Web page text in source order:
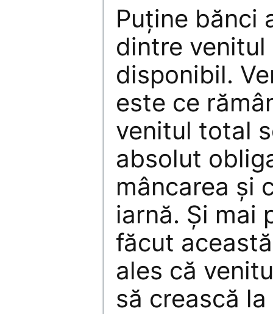
Puţine bănci
dintre
disponibil.
este ce
venitul total
absolut
mâncarea şi
iarnă. Și mai
făcut
ales că
să crească